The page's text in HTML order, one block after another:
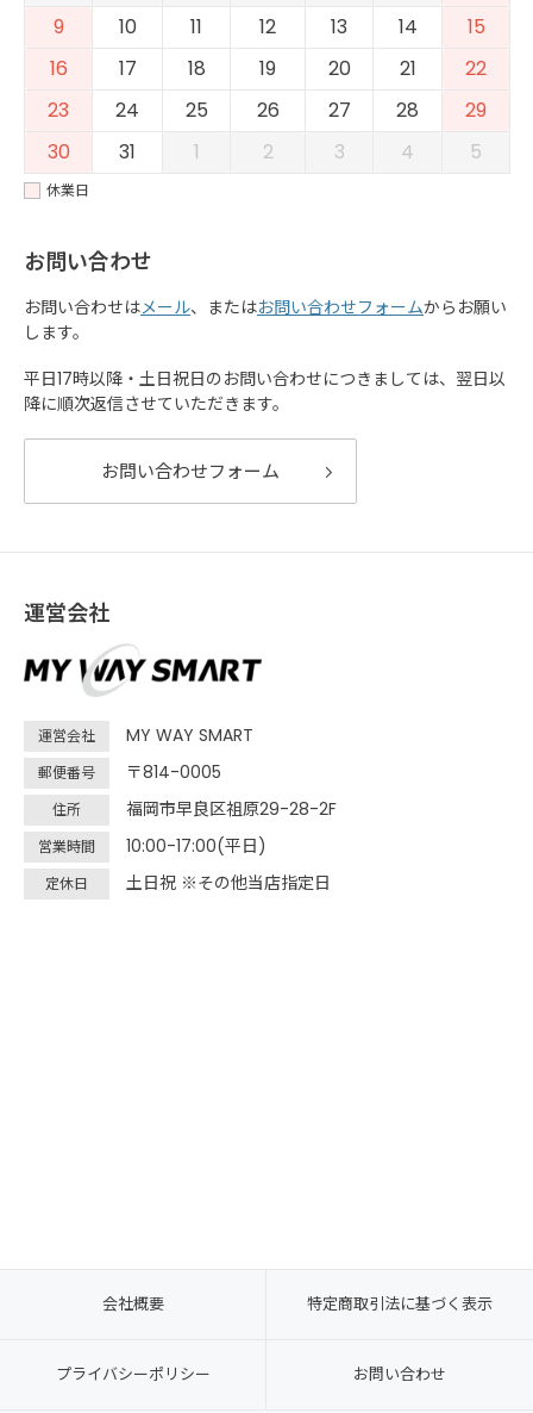
9
10 11 12 13 14
15
16
17 18 19 20 21
22
23
24 25 26 27 28
29
30
31 1 2 3 4 5
休業日
お問い合わせ
お問い合わせはメール、またはお問い合わせフォームからお願い
します。
平日17時以降・土日祝日のお問い合わせにつきましては、翌日以
降に順次返信させていただきます。
お問い合わせフォーム
運営会社
運営会社 MY WAY SMART
郵便番号 〒814-0005
住所 福岡市早良区祖原29-28-2F
営業時間 10:00-17:00(平日)
定休日 土日祝 ※その他当店指定日
会社概要 特定商取引法に基づく表示
プライバシーポリシー お問い合わせ